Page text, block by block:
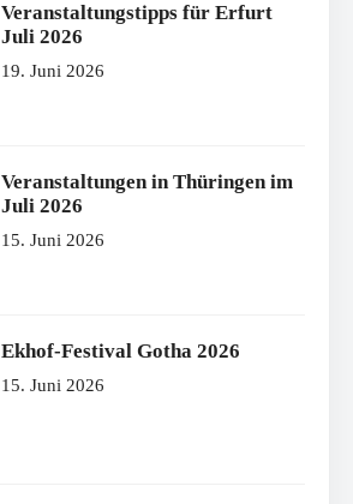
Veranstaltungstipps für Erfurt
Juli 2026
19. Juni 2026
Veranstaltungen in Thüringen im
Juli 2026
15. Juni 2026
Ekhof-Festival Gotha 2026
15. Juni 2026